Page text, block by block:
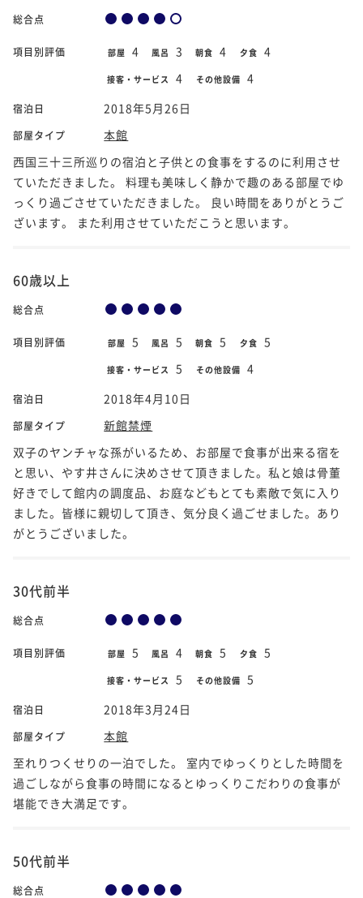
総合点
項目別評価 部屋 4 風呂 3 朝食 4 夕食 4
接客・サービス 4 その他設備 4
宿泊日 2018年5月26日
部屋タイプ
本館
西国三十三所巡りの宿泊と子供との食事をするのに利用させ
ていただきました。 料理も美味しく静かで趣のある部屋でゆ
っくり過ごさせていただきました。 良い時間をありがとうご
ざいます。 また利用させていただこうと思います。
60歳以上
総合点
項目別評価 部屋 5 風呂 5 朝食 5 夕食 5
接客・サービス 5 その他設備 4
宿泊日 2018年4月10日
部屋タイプ
新館禁煙
双子のヤンチャな孫がいるため、お部屋で食事が出来る宿を
と思い、やす井さんに決めさせて頂きました。私と娘は骨董
好きでして館内の調度品、お庭などもとても素敵で気に入り
ました。皆様に親切して頂き、気分良く過ごせました。あり
がとうございました。
30代前半
総合点
項目別評価 部屋 5 風呂 4 朝食 5 夕食 5
接客・サービス 5 その他設備 5
宿泊日 2018年3月24日
部屋タイプ
本館
至れりつくせりの一泊でした。 室内でゆっくりとした時間を
過ごしながら食事の時間になるとゆっくりこだわりの食事が
堪能でき大満足です。
50代前半
総合点